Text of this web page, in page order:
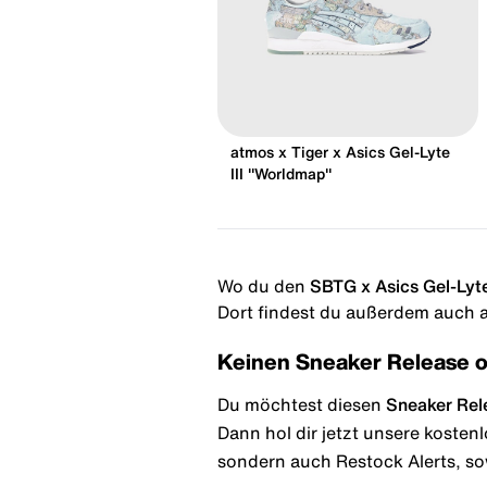
atmos x Tiger x Asics Gel-Lyte
III "Worldmap"
Wo du den SBTG x Asics Gel-
Dort findest du außerdem auch
Keinen Sneaker Release
Du möchtest diesen Sneaker
Dann hol dir jetzt unsere
sondern auch Restock Alerts,